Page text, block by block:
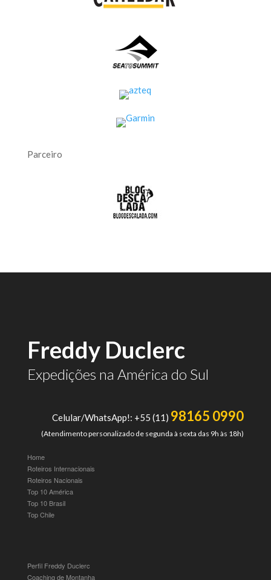
Parceiro
Freddy Duclerc
Expedições na América do Sul
Celular/WhatsApp!: +55 (11) 98165 0990
(Atendimento personalizado de segunda à sexta das 9h às 18h)
Home
Roteiros Internacionais
Roteiros Nacionais
Top 10 América
Top 10 Brasil
Top Chile
Perfil Freddy Duclerc
Coaching de Montanha